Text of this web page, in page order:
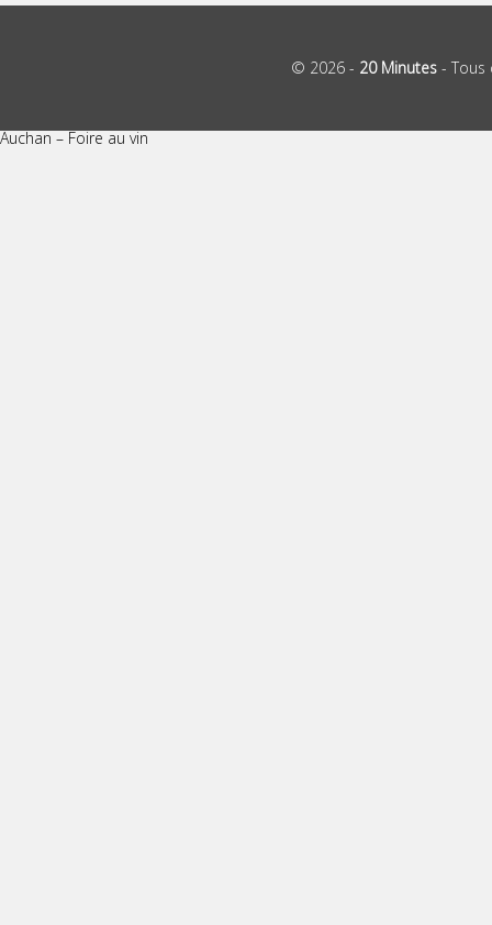
© 2026 - 20 Minutes -
Auchan – Foire au vin